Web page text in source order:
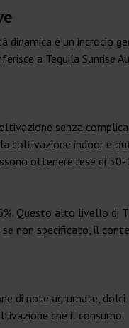
dinamica è un incrocio
a Tequila Sunrise
senza
coltivazione indoor e
ottenere rese di 50-
Questo alto livello di
non specificato, il
di note agrumate,
che il consumo.